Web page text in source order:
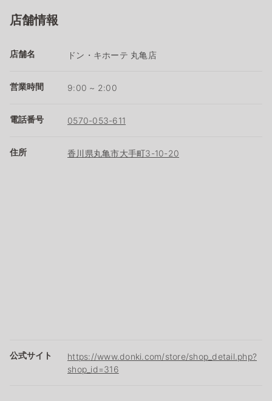
店舗情報
店舗名 ドン・キホーテ 丸亀店
営業時間 9:00 ~ 2:00
電話番号 0570-053-611
住所 香川県丸亀市大手町3-10-20
公式サイト
https://www.donki.com/store/shop_detail.php?
shop_id=316